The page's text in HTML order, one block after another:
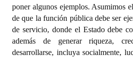
Premio al Mérito - Registro
Audiencias Públicas - Registro
Mujeres que Dejaron Huellas -
poner algunos ejemplos. Asumimos
de que la función pública debe ser
de servicio, donde el Estado debe
además de generar riqueza,
desarrollarse, incluya socialmente,